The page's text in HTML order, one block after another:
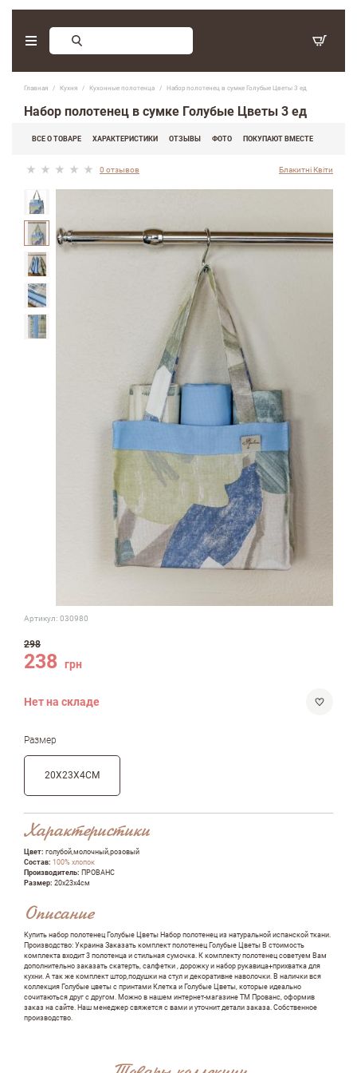
Главная Кухня Кухонные полотенца Набор полотенец в сумке Голубые Цветы 3 ед
Набор полотенец в сумке Голубые Цветы 3 ед
ВСЕ О ТОВАРЕ ХАРАКТЕРИСТИКИ ОТЗЫВЫ ФОТО ПОКУПАЮТ ВМЕСТЕ
0 отзывов Блакитні Квіти
Артикул: 030980
298
238 грн
Нет на складе
Размер
20Х23Х4СМ
Характеристики
Цвет: голубой,молочный,розовый
Состав: 100% хлопок
Производитель: ПРОВАНС
Размер: 20х23х4см
Описание
Купить набор полотенец Голубые Цветы Набор полотенец из натуральной испанской ткани.
Производство: Украина Заказать комплект полотенец Голубые Цветы В стоимость
комплекта входит 3 полотенца и стильная сумочка. К комплекту полотенец советуем Вам
дополнительно заказать скатерть, салфетки , дорожку и набор рукавица+прихватка для
кухни. А так же комплект штор,подушки на стул и декоративне наволочки. В налички вся
коллекция Голубые цветы с принтами Клетка и Голубые Цветы, которые идеально
сочитаються друг с другом. Можно в нашем интернет-магазине ТМ Прованс, оформив
заказ на сайте. Наш менеджер свяжется с вами и уточнит детали заказа. Собственное
производство.
Заказ обратного звонка
(097) 416-90-33 ,
(066) 339-07-15